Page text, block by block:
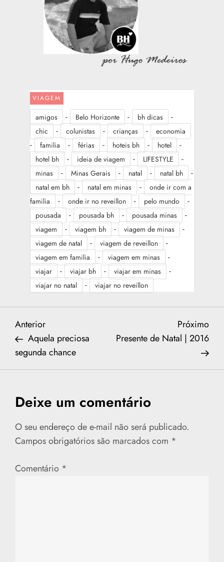
VIAGEM
amigos - Belo Horizonte - bh dicas -
chic - colunistas - crianças - economia
- familia - férias - hoteis bh - hotel -
hotel bh - ideia de viagem - LIFESTYLE -
minas - Minas Gerais - natal - natal bh -
natal em bh - natal em minas -
onde ir com a
familia
- onde ir no reveillon - pelo mundo -
pousada - pousada bh - pousada minas -
viagem - viagem bh - viagem de minas -
viagem de natal - viagem de reveillon -
viagem em familia - viagem em minas -
viajar - viajar bh - viajar em minas -
viajar no natal - viajar no reveillon
N
a
v
e
g
a
ç
Previous
Post
Anterior
Aquela preciosa
segunda chance
Post
Próximo
Presente de Natal | 2016
Deixe um comentário
O seu endereço de e-mail não será publicado.
Campos obrigatórios são marcados com *
Comentário *